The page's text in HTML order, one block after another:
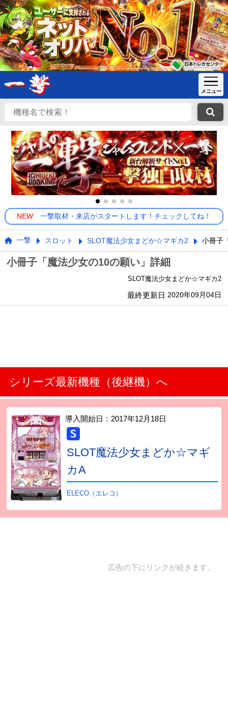
NEW 一撃取材・来店がスタートします！チェックしてね！
一撃 スロット SLOT魔法少女まどか☆マギカ2 小冊子
小冊子「魔法少女の10の願い」詳細
SLOT魔法少女まどか☆マギカ2
最終更新日 2020年09月04日
シリーズ最新機種（後継機）へ
導入開始日： 2017年12月18日
SLOT魔法少女まどか☆マギ
カA
ELECO（エレコ）
広告の下にリンクが続きます。